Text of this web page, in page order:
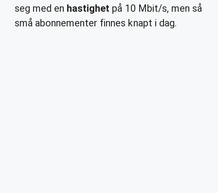
seg med en hastighet på 10 Mbit/s, men så
små abonnementer finnes knapt i dag.